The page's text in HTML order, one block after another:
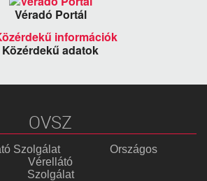
Véradó Portál
Közérdekű adatok
OVSZ
Országos
Vérellátó
Szolgálat